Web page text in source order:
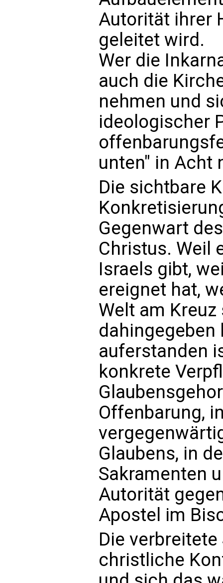
Autorität ihrer
geleitet wird.
Wer die
auch die
nehmen und
ideologischer
unten" in Acht
Die sichtbare
Gegenwart
Christus. Weil
Israels gibt,
ereignet hat,
Welt am
auferstanden
konkrete
Offenbarung,
Glaubens, in
Sakramenten
Autorität
Apostel im
Die
christliche